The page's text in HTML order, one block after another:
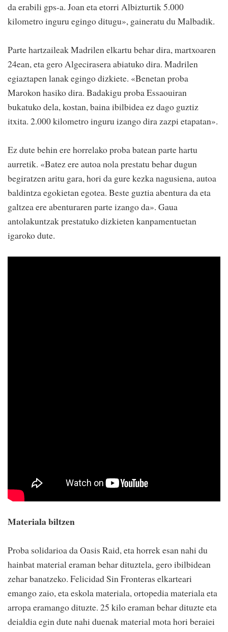
da erabili gps-a. Joan eta etorri Albizturtik 5.000
kilometro inguru egingo ditugu», gaineratu du Malbadik.
Parte hartzaileak Madrilen elkartu behar dira, martxoaren
24ean, eta gero Algecirasera abiatuko dira. Madrilen
egiaztapen lanak egingo dizkiete. «Benetan proba
Marokon hasiko dira. Badakigu proba Essaouiran
bukatuko dela, kostan, baina ibilbidea ez dago guztiz
itxita. 2.000 kilometro inguru izango dira zazpi etapatan».
Ez dute behin ere horrelako proba batean parte hartu
aurretik. «Batez ere autoa nola prestatu behar dugun
begiratzen aritu gara, hori da gure kezka nagusiena, autoa
baldintza egokietan egotea. Beste guztia abentura da eta
galtzea ere abenturaren parte izango da». Gaua
antolakuntzak prestatuko dizkieten kanpamentuetan
igaroko dute.
Materiala biltzen
Proba solidarioa da Oasis Raid, eta horrek esan nahi du
hainbat material eraman behar dituztela, gero ibilbidean
zehar banatzeko. Felicidad Sin Fronteras elkarteari
emango zaio, eta eskola materiala, ortopedia materiala eta
arropa eramango dituzte. 25 kilo eraman behar dituzte eta
deialdia egin dute nahi duenak material mota hori beraiei